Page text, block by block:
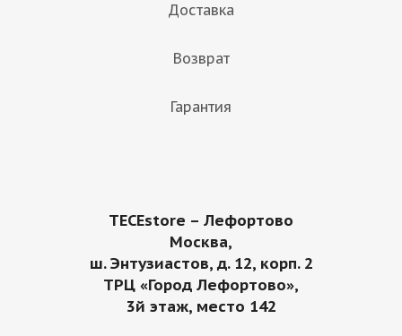
Доставка
Возврат
Гарантия
TECEstore – Лефортово
Москва,
ш. Энтузиастов, д. 12, корп. 2
ТРЦ «Город Лефортово»,
3й этаж, место 142